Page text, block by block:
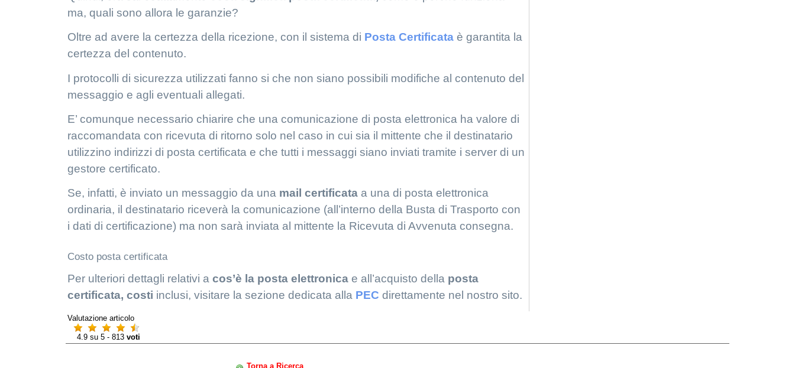
ma, quali sono allora le garanzie?
Oltre ad avere la certezza della ricezione, con il sistema di Posta Certificata è garantita la
certezza del contenuto.
I protocolli di sicurezza utilizzati fanno si che non siano possibili modifiche al contenuto del
messaggio e agli eventuali allegati.
E’ comunque necessario chiarire che una comunicazione di posta elettronica ha valore di
raccomandata con ricevuta di ritorno solo nel caso in cui sia il mittente che il destinatario
utilizzino indirizzi di posta certificata e che tutti i messaggi siano inviati tramite i server di un
gestore certificato.
Se, infatti, è inviato un messaggio da una mail certificata a una di posta elettronica
ordinaria, il destinatario riceverà la comunicazione (all’interno della Busta di Trasporto con
i dati di certificazione) ma non sarà inviata al mittente la Ricevuta di Avvenuta consegna.
Costo posta certificata
Per ulteriori dettagli relativi acos’è la posta elettronica e all’acquisto della posta
certificata, costi inclusi, visitare la sezione dedicata alla PEC direttamente nel nostro sito.
Valutazione articolo
4.9 su5 -813 voti
Torna a Ricerca